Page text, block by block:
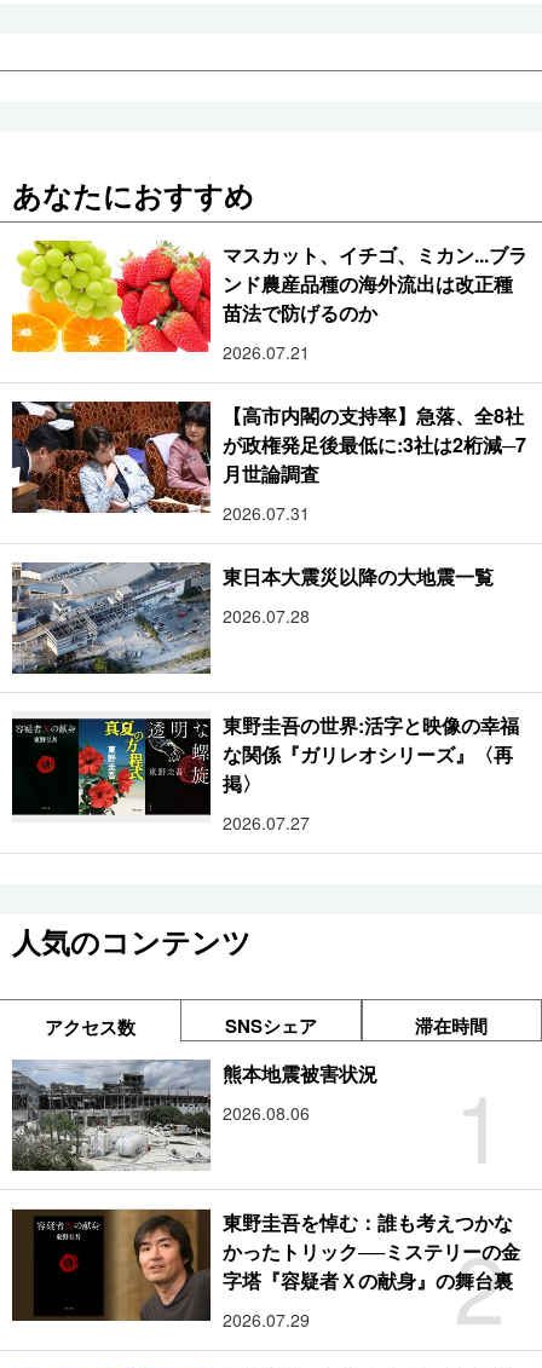
あなたにおすすめ
マスカット、イチゴ、ミカン...ブラ
ンド農産品種の海外流出は改正種
苗法で防げるのか
2026.07.21
【高市内閣の支持率】急落、全8社
が政権発足後最低に:3社は2桁減─7
月世論調査
2026.07.31
東日本大震災以降の大地震一覧
2026.07.28
東野圭吾の世界:活字と映像の幸福
な関係『ガリレオシリーズ』〈再
掲〉
2026.07.27
人気のコンテンツ
アクセス数 SNSシェア 滞在時間
1
熊本地震被害状況
2026.08.06
2
東野圭吾を悼む：誰も考えつかな
かったトリック──ミステリーの金
字塔『容疑者Ｘの献身』の舞台裏
2026.07.29